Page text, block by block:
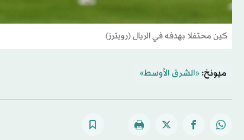
كين محتفلا بهدفه في الريال (رويترز)
ميونخ: «الشرق الأوسط»